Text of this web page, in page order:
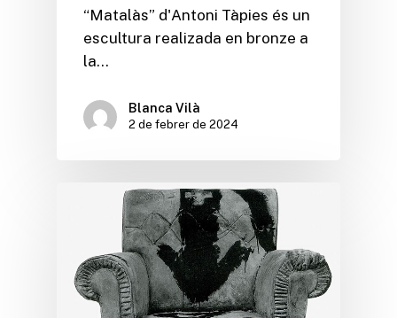
“Matalàs” d'Antoni Tàpies és un
escultura realizada en bronze a
la…
Blanca Vilà
2 de febrer de 2024